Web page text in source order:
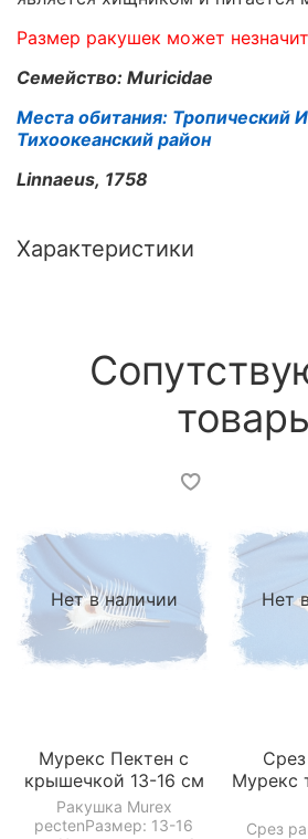
Размер ракушек может
Семейство: Muricidae
Места обитания: Тропический
Тихоокеанский район
Linnaeus, 1758
Характеристики
Нет в наличии
Мурекс Пектен с
крышечкой 13-16 см
Ракушка Murex
pectenРазмер: 13-16
Нет
Мурекс
Срез